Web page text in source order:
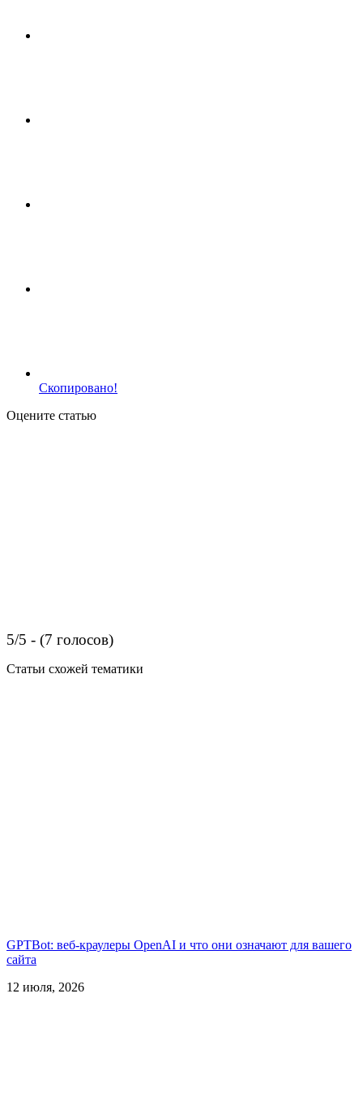
Скопировано!
Оцените статью
5/5 - (7 голосов)
Статьи схожей тематики
GPTBot: веб-краулеры OpenAI и что они означают для вашего
сайта
12 июля, 2026